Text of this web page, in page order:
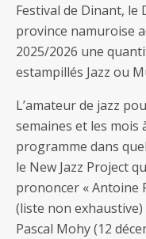
Festival de Dinant, le
province namuroise
2025/2026 une
estampillés Jazz ou
L’amateur de jazz
semaines et les mois
programme dans
le New Jazz Project
prononcer « Antoine
(liste non
Pascal Mohy (12